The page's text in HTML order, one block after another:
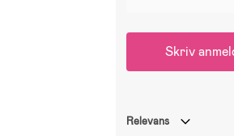
Skriv
Relevans